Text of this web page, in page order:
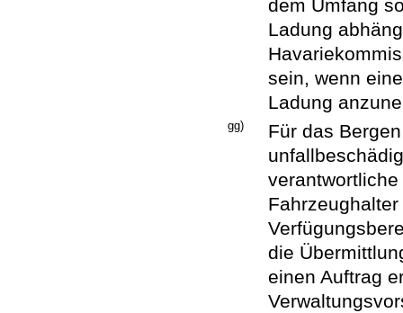
dem Umfang
Ladung
sein, wenn
Ladung
gg)
Für das
die
einen Auftrag